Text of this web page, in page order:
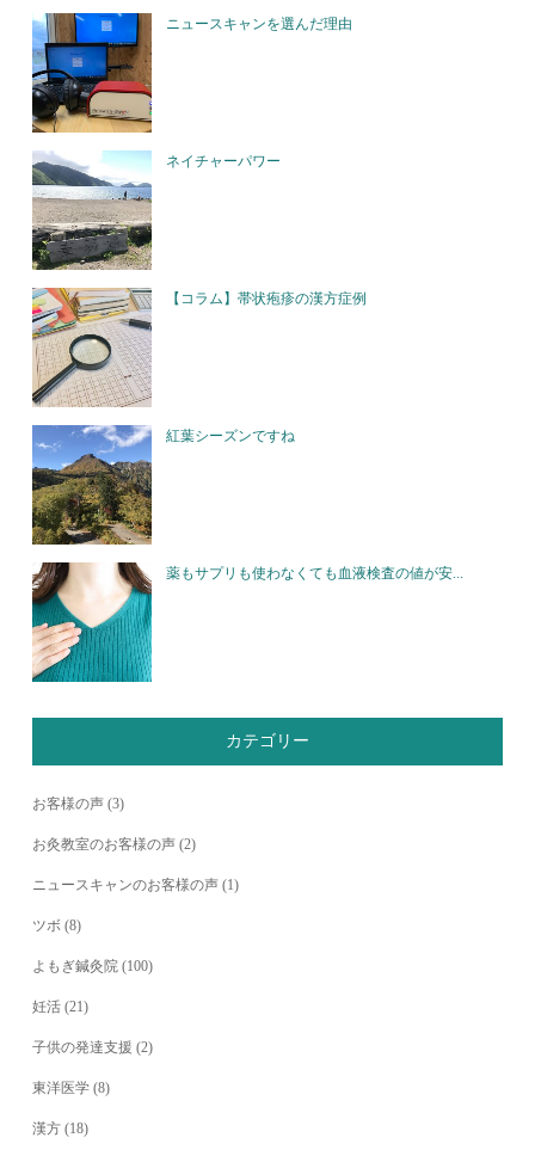
ニュースキャンを選んだ理由
ネイチャーパワー
【コラム】帯状疱疹の漢方症例
紅葉シーズンですね
薬もサプリも使わなくても血液検査の値が安...
カテゴリー
お客様の声 (3)
お灸教室のお客様の声 (2)
ニュースキャンのお客様の声 (1)
ツボ (8)
よもぎ鍼灸院 (100)
妊活 (21)
子供の発達支援 (2)
東洋医学 (8)
漢方 (18)